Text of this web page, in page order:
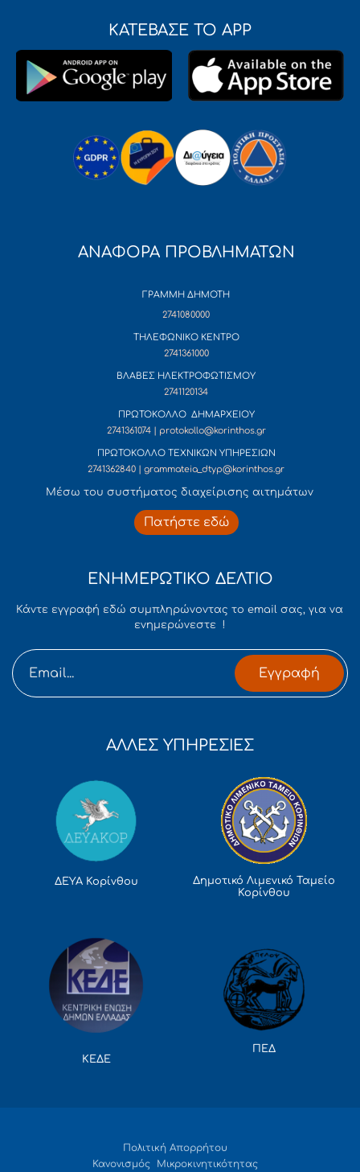
ΚΑΤΕΒΑΣΕ ΤΟ APP
ΑΝΑΦΟΡΑ ΠΡΟΒΛΗΜΑΤΩΝ
ΓΡΑΜΜΗ ΔΗΜΟΤΗ
2741080000
ΤΗΛΕΦΩΝΙΚΟ ΚΕΝΤΡΟ
2741361000
ΒΛΑΒΕΣ ΗΛΕΚΤΡΟΦΩΤΙΣΜΟΥ
2741120134
ΠΡΩΤΟΚΟΛΛΟ ΔΗΜΑΡΧΕΙΟΥ
2741361074 | protokollo@korinthos.gr
ΠΡΩΤΟΚΟΛΛΟ ΤΕΧΝΙΚΩΝ ΥΠΗΡΕΣΙΩΝ
2741362840 | grammateia_dtyp@korinthos.gr
Mέσω του συστήματος διαχείρισης αιτημάτων
Πατήστε εδώ
ΕΝΗΜΕΡΩΤΙΚΟ ΔΕΛΤΙΟ
Κάντε εγγραφή εδώ συμπληρώνοντας το email σας, για να
ενημερώνεστε !
Εγγραφή
ΑΛΛΕΣ ΥΠΗΡΕΣΙΕΣ
ΔΕΥΑ Κορίνθου
Δημοτικό Λιμενικό Ταμείο
Κορίνθου
ΚΕΔΕ
ΠΕΔ
Πολιτική Απορρήτου
Κανονισμός Μικροκινητικότητας